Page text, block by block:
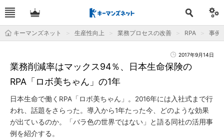
キーマンズネット 生産性向上 業務プロセスの改善 RPA 事例
2017年9月14日
業務削減率はマックス94％、日本生命保険の
RPA「ロボ美ちゃん」の1年
日本生命で働くRPA「ロボ美ちゃん」。2016年には入社式まで行
われ、話題をさらった。導入から1年たった今、どのような効果
が出ているのか。「バラ色の世界ではない」と語る同社の活用事
例を紹介する。